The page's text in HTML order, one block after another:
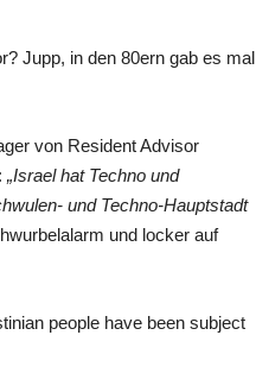
Jupp, in den 80ern gab es mal
von Resident Advisor
„Israel hat Techno und
und Techno-Hauptstadt
und locker auf
people have been subject